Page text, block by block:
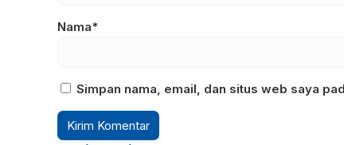
Nama*
Simpan nama, email, dan situs web saya